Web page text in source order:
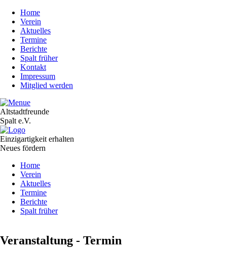
Home
Verein
Aktuelles
Termine
Berichte
Spalt früher
Kontakt
Impressum
Mitglied werden
Altstadtfreunde
Spalt e.V.
Einzigartigkeit erhalten
Neues fördern
überspringen
Home
Verein
Aktuelles
Termine
Berichte
Spalt früher
Veranstaltung - Termin